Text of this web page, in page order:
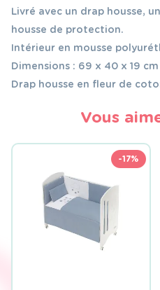
Livré avec un drap housse,
housse de protection.
Intérieur en mousse
Dimensions : 69 x 40 x 19 cm
Drap housse en fleur de
Vous
-17%